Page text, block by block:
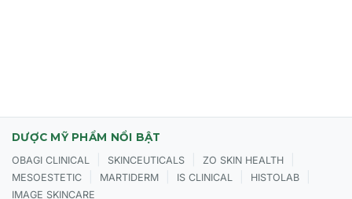
Aquafluide SPF50+ Claire
Người lớn và thanh thiếu niên (từ 12 tuổi trở lên).
Làn da nhạy cảm, dễ kích ứng với ánh nắng.
DƯỢC MỸ PHẨM NỔI BẬT
OBAGI CLINICAL SKINCEUTICALS ZO SKIN HEALTH
MESOESTETIC MARTIDERM IS CLINICAL HISTOLAB
IMAGE SKINCARE